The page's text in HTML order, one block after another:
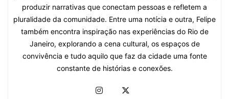
produzir narrativas que conectam pessoas e refletem a
pluralidade da comunidade. Entre uma notícia e outra, Felipe
também encontra inspiração nas experiências do Rio de
Janeiro, explorando a cena cultural, os espaços de
convivência e tudo aquilo que faz da cidade uma fonte
constante de histórias e conexões.